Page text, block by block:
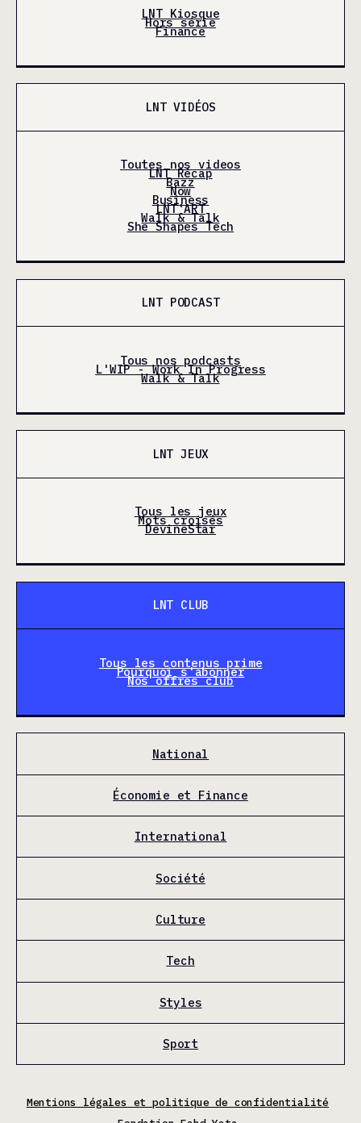
LNT Kiosque
Hors série
Finance
LNT VIDÉOS
Toutes nos videos
LNT Récap
Bazz
Now
Business
LNT'ART
Walk & Talk
She Shapes Tech
LNT PODCAST
Tous nos podcasts
L'WIP - Work In Progress
Walk & Talk
LNT JEUX
Tous les jeux
Mots croisés
DevineStar
LNT CLUB
Tous les contenus prime
Pourquoi s'abonner
Nos offres club
National
Économie et Finance
International
Société
Culture
Tech
Styles
Sport
Mentions légales et politique de confidentialité